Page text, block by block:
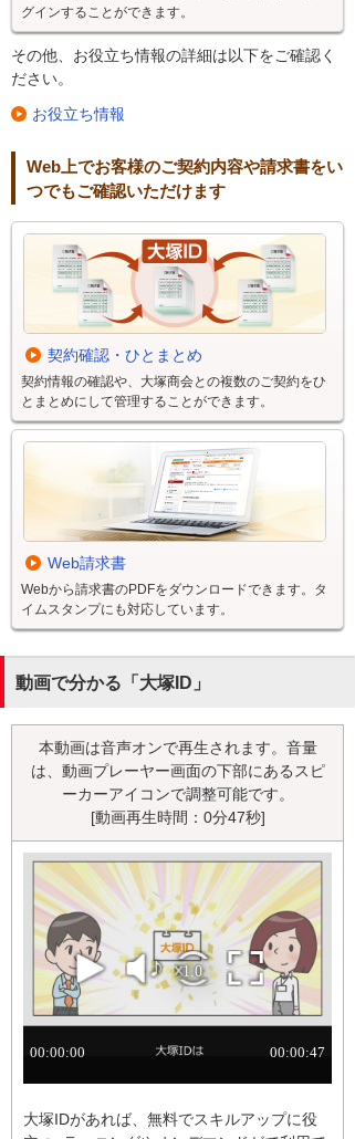
グインすることができます。
その他、お役立ち情報の詳細は以下をご確認く
ださい。
お役立ち情報
Web上でお客様のご契約内容や請求書をい
つでもご確認いただけます
契約確認・ひとまとめ
契約情報の確認や、大塚商会との複数のご契約をひ
とまとめにして管理することができます。
Web請求書
Webから請求書のPDFをダウンロードできます。タ
イムスタンプにも対応しています。
動画で分かる「大塚ID」
本動画は音声オンで再生されます。音量
は、動画プレーヤー画面の下部にあるスピ
ーカーアイコンで調整可能です。
[動画再生時間：0分47秒]
大塚IDがあれば、無料でスキルアップに役